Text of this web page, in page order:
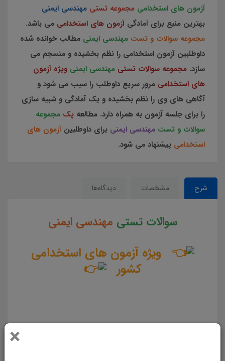
×
آزمون های استخدامی مجموعه تستی مهندسی ایمنی
بهترین منبع برای آمادگی آزمون های استخدامی می باشد.
مجموعه سوالات و تست مهندسی ایمنی مطالب خوانده شده
داوطلبین آزمون استخدامی را نظم بخشیده و منسجم می
سازد. مجموعه سوالات تستی مهندسی ایمنی ویژه آزمون
های استخدامی مرور سریع داوطلب را سبب می شود و
آگاهی های وی را نظم بخشیده و یک آمادگی و شبیه سازی
را برای جلسه آزمون به همراه دارد. مطالعه پک مجموعه
سوالات و تست مهندسی ایمنی برای داوطلبین آزمون های
استخدامی پیشنهاد می شود.
شرح مشخصات دیدگاه‌ها
سوالات تستی مهندسی ایمنی
ویژه آزمون های استخدامی
کشور